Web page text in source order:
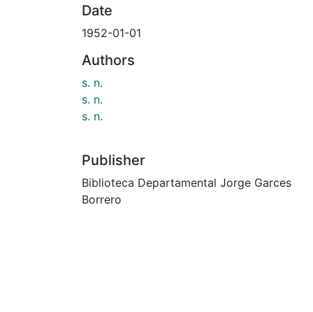
Date
1952-01-01
Authors
s. n.
s. n.
s. n.
Publisher
Biblioteca Departamental Jorge Garces
Borrero